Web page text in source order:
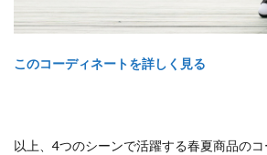
このコーディネートを詳しく見る
以上、4つのシーンで活躍する春夏商品の